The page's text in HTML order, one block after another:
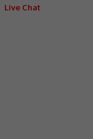
Live Chat